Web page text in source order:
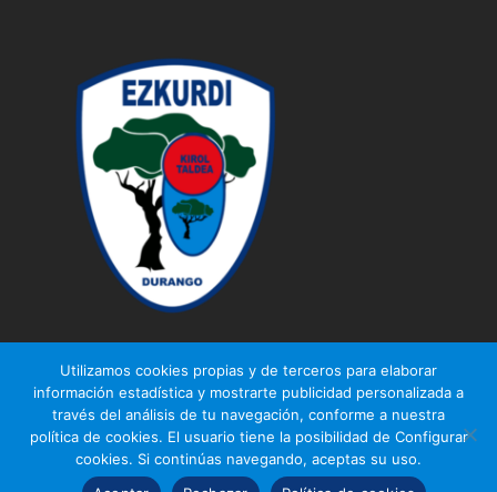
© Ezkurdi KT
Aviso legal | Política de privacidad Política de cookies
Utilizamos cookies propias y de terceros para elaborar
información estadística y mostrarte publicidad personalizada a
través del análisis de tu navegación, conforme a nuestra
política de cookies. El usuario tiene la posibilidad de Configurar
cookies. Si continúas navegando, aceptas su uso.